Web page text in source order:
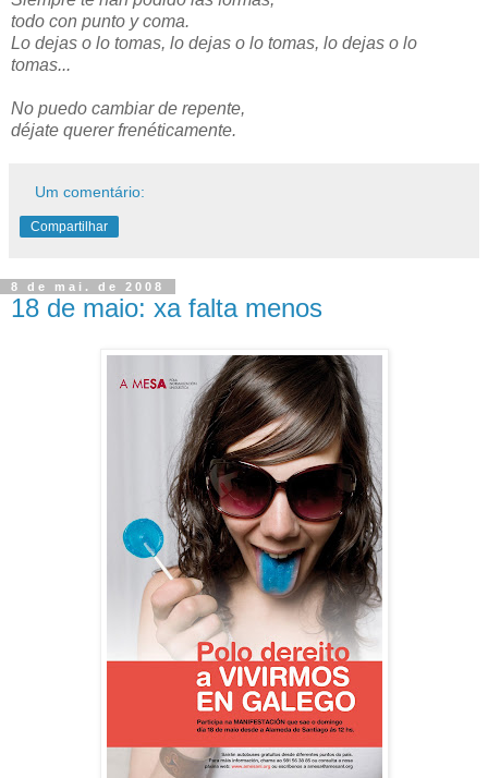
todo con punto y coma.
Lo dejas o lo tomas, lo dejas o lo tomas, lo dejas o lo
tomas...
No puedo cambiar de repente,
déjate querer frenéticamente.
Um comentário:
Compartilhar
8 de mai. de 2008
18 de maio: xa falta menos